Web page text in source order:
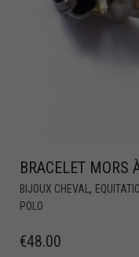
BRACELET MORS
BIJOUX CHEVAL,
POLO
€48.00